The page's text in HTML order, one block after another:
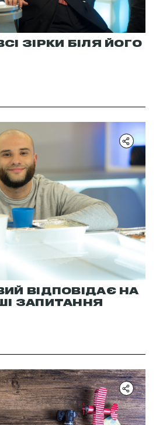
ЗІРКИ БІЛЯ ЙОГО
ВІДПОВІДАЄ НА
ЗАПИТАННЯ